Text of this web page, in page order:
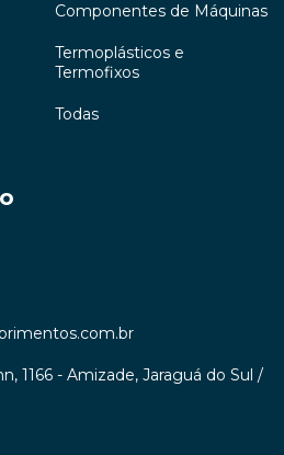
Componentes de Máquinas
Termoplásticos e
Termofixos
Todas
1166 - Amizade, Jaraguá do Sul /